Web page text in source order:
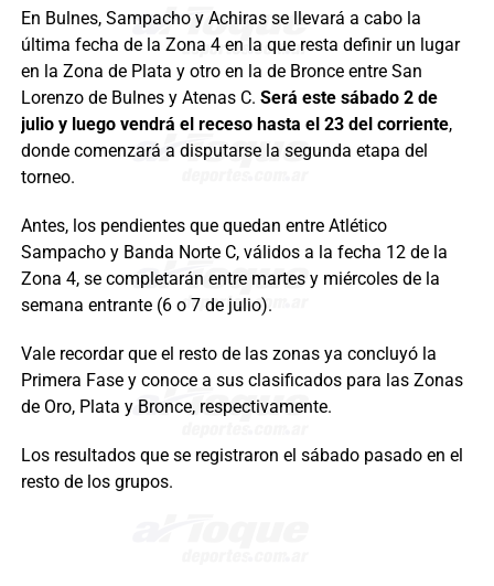
En Bulnes, Sampacho y Achiras se llevará a cabo la
última fecha de la Zona 4 en la que resta definir un lugar
en la Zona de Plata y otro en la de Bronce entre San
Lorenzo de Bulnes y Atenas C. Será este sábado 2 de
julio y luego vendrá el receso hasta el 23 del corriente,
donde comenzará a disputarse la segunda etapa del
torneo.
Antes, los pendientes que quedan entre Atlético
Sampacho y Banda Norte C, válidos a la fecha 12 de la
Zona 4, se completarán entre martes y miércoles de la
semana entrante (6 o 7 de julio).
Vale recordar que el resto de las zonas ya concluyó la
Primera Fase y conoce a sus clasificados para las Zonas
de Oro, Plata y Bronce, respectivamente.
Los resultados que se registraron el sábado pasado en el
resto de los grupos.